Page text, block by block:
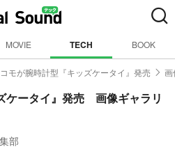
MOVIE TECH BOOK
コモが腕時計型『キッズケータイ』発売 画
ケータイ』発売 画像ギャラリ
部